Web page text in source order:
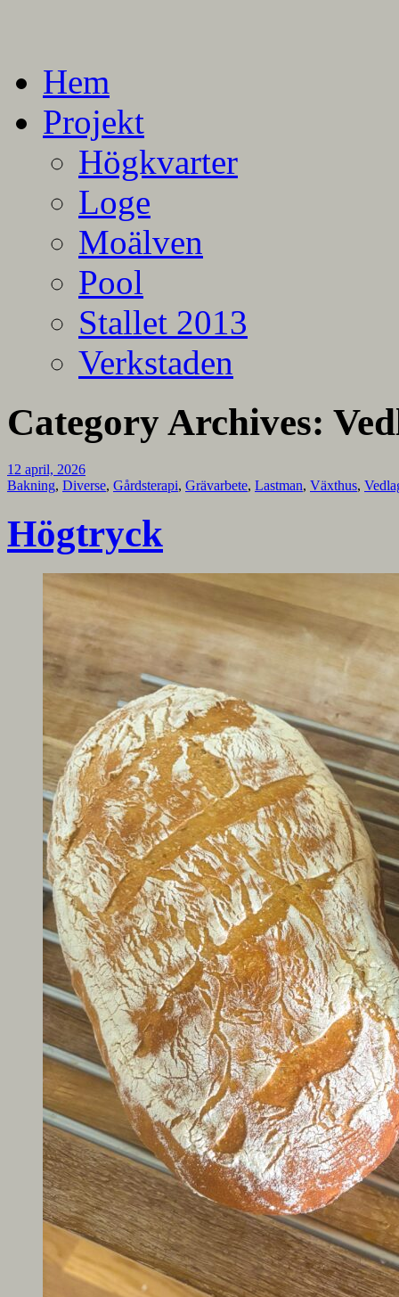
Hem
Projekt
Högkvarter
Loge
Moälven
Pool
Stallet 2013
Verkstaden
Category Archives:
12 april, 2026
Bakning, Diverse, Gårdsterapi, Grävarbete, Lastman, Växthus,
Högtryck